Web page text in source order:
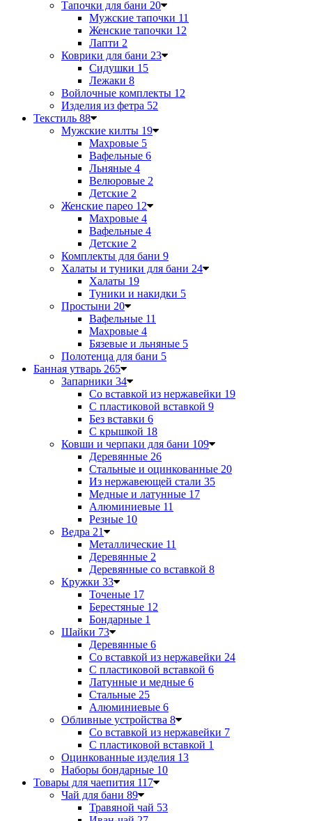
Тапочки для бани 20
Мужские тапочки 11
Женские тапочки 12
Лапти 2
Коврики для бани 23
Сидушки 15
Лежаки 8
Войлочные комплекты 12
Изделия из фетра 52
Текстиль 88
Мужские килты 19
Махровые 5
Вафельные 6
Льняные 4
Велюровые 2
Детские 2
Женские парео 12
Махровые 4
Вафельные 4
Детские 2
Комплекты для бани 9
Халаты и туники для бани 24
Халаты 19
Туники и накидки 5
Простыни 20
Вафельные 11
Махровые 4
Бязевые и льняные 5
Полотенца для бани 5
Банная утварь 265
Запарники 34
Со вставкой из нержавейки 19
С пластиковой вставкой 9
Без вставки 6
С крышкой 18
Ковши и черпаки для бани 109
Деревянные 26
Стальные и оцинкованные 20
Из нержавеющей стали 35
Медные и латунные 17
Алюминиевые 11
Резные 10
Ведра 21
Металлические 11
Деревянные 2
Деревянные со вставкой 8
Кружки 33
Точеные 17
Берестяные 12
Бондарные 1
Шайки 73
Деревянные 6
Со вставкой из нержавейки 24
С пластиковой вставкой 6
Латунные и медные 6
Стальные 25
Алюминиевые 6
Обливные устройства 8
Со вставкой из нержавейки 7
С пластиковой вставкой 1
Оцинкованные изделия 13
Наборы бондарные 10
Товары для чаепития 117
Чай для бани 89
Травяной чай 53